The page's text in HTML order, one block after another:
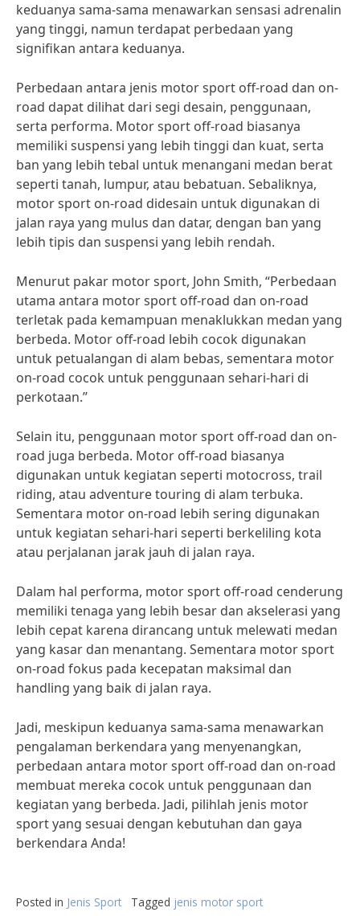
keduanya sama-sama menawarkan sensasi adrenalin
yang tinggi, namun terdapat perbedaan yang
signifikan antara keduanya.
Perbedaan antara jenis motor sport off-road dan on-
road dapat dilihat dari segi desain, penggunaan,
serta performa. Motor sport off-road biasanya
memiliki suspensi yang lebih tinggi dan kuat, serta
ban yang lebih tebal untuk menangani medan berat
seperti tanah, lumpur, atau bebatuan. Sebaliknya,
motor sport on-road didesain untuk digunakan di
jalan raya yang mulus dan datar, dengan ban yang
lebih tipis dan suspensi yang lebih rendah.
Menurut pakar motor sport, John Smith, “Perbedaan
utama antara motor sport off-road dan on-road
terletak pada kemampuan menaklukkan medan yang
berbeda. Motor off-road lebih cocok digunakan
untuk petualangan di alam bebas, sementara motor
on-road cocok untuk penggunaan sehari-hari di
perkotaan.”
Selain itu, penggunaan motor sport off-road dan on-
road juga berbeda. Motor off-road biasanya
digunakan untuk kegiatan seperti motocross, trail
riding, atau adventure touring di alam terbuka.
Sementara motor on-road lebih sering digunakan
untuk kegiatan sehari-hari seperti berkeliling kota
atau perjalanan jarak jauh di jalan raya.
Dalam hal performa, motor sport off-road cenderung
memiliki tenaga yang lebih besar dan akselerasi yang
lebih cepat karena dirancang untuk melewati medan
yang kasar dan menantang. Sementara motor sport
on-road fokus pada kecepatan maksimal dan
handling yang baik di jalan raya.
Jadi, meskipun keduanya sama-sama menawarkan
pengalaman berkendara yang menyenangkan,
perbedaan antara motor sport off-road dan on-road
membuat mereka cocok untuk penggunaan dan
kegiatan yang berbeda. Jadi, pilihlah jenis motor
sport yang sesuai dengan kebutuhan dan gaya
berkendara Anda!
Posted in Jenis Sport Tagged jenis motor sport